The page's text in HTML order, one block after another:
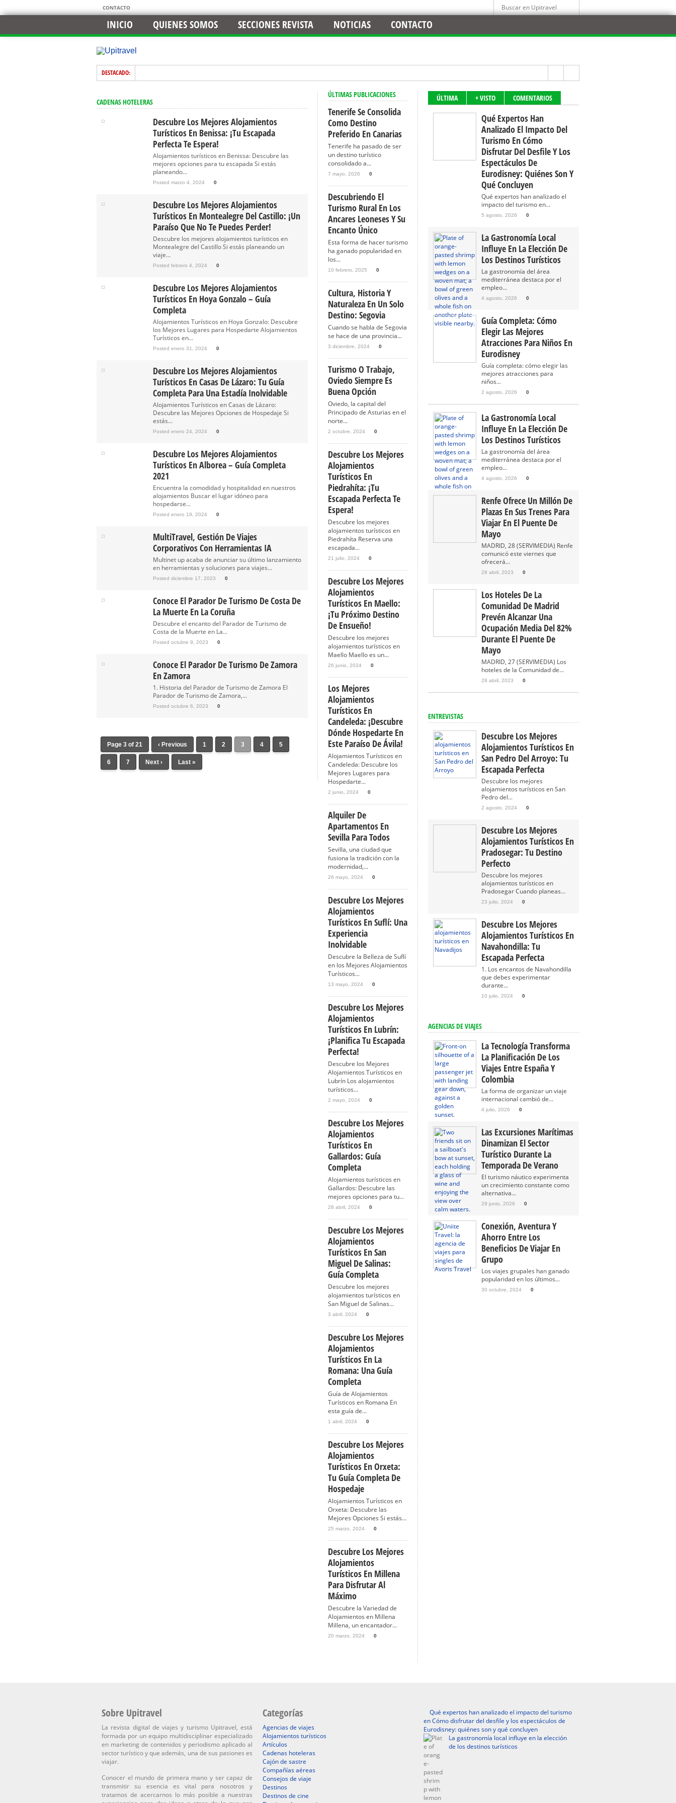
CONTACTO
INICIO QUIENES SOMOS SECCIONES REVISTA NOTICIAS CONTACTO
DESTACADO:
CADENAS HOTELERAS
Descubre Los Mejores Alojamientos
Turísticos En Benissa: ¡tu Escapada
Perfecta Te Espera!
Alojamientos turísticos en Benissa: Descubre las
mejores opciones para tu escapada Si estás
planeando...
Posted marzo 4, 2024 0
Descubre Los Mejores Alojamientos
Turísticos En Montealegre Del Castillo: ¡Un
Paraíso Que No Te Puedes Perder!
Descubre los mejores alojamientos turísticos en
Montealegre del Castillo Si estás planeando un
viaje...
Posted febrero 4, 2024 0
Descubre Los Mejores Alojamientos
Turísticos En Hoya Gonzalo – Guía
Completa
Alojamientos Turísticos en Hoya Gonzalo: Descubre
los Mejores Lugares para Hospedarte Alojamientos
Turísticos en...
Posted enero 31, 2024 0
Descubre Los Mejores Alojamientos
Turísticos En Casas De Lázaro: Tu Guía
Completa Para Una Estadía Inolvidable
Alojamientos Turísticos en Casas de Lázaro:
Descubre las Mejores Opciones de Hospedaje Si
estás...
Posted enero 24, 2024 0
Descubre Los Mejores Alojamientos
Turísticos En Alborea – Guía Completa
2021
Encuentra la comodidad y hospitalidad en nuestros
alojamientos Buscar el lugar idóneo para
hospedarse...
Posted enero 19, 2024 0
MultiTravel, Gestión De Viajes
Corporativos Con Herramientas IA
Multinet up acaba de anunciar su último lanzamiento
en herramientas y soluciones para viajes...
Posted diciembre 17, 2023 0
Conoce El Parador De Turismo De Costa De
La Muerte En La Coruña
Descubre el encanto del Parador de Turismo de
Costa de la Muerte en La...
Posted octubre 9, 2023 0
Conoce El Parador De Turismo De Zamora
En Zamora
1. Historia del Parador de Turismo de Zamora El
Parador de Turismo de Zamora,...
Posted octubre 6, 2023 0
Page 3 of 21 ‹ Previous 1 2 3 4 5
6 7 Next › Last »
ÚLTIMAS PUBLICACIONES
Tenerife Se Consolida
Como Destino
Preferido En Canarias
Tenerife ha pasado de ser
un destino turístico
consolidado a...
7 mayo, 2026 0
Descubriendo El
Turismo Rural En Los
Ancares Leoneses Y Su
Encanto Único
Esta forma de hacer turismo
ha ganado popularidad en
los...
10 febrero, 2025 0
Cultura, Historia Y
Naturaleza En Un Solo
Destino: Segovia
Cuando se habla de Segovia
se hace de una provincia...
3 diciembre, 2024 0
Turismo O Trabajo,
Oviedo Siempre Es
Buena Opción
Oviedo, la capital del
Principado de Asturias en el
norte...
2 octubre, 2024 0
Descubre Los Mejores
Alojamientos
Turísticos En
Piedrahíta: ¡Tu
Escapada Perfecta Te
Espera!
Descubre los mejores
alojamientos turísticos en
Piedrahíta Reserva una
escapada...
21 julio, 2024 0
Descubre Los Mejores
Alojamientos
Turísticos En Maello:
¡Tu Próximo Destino
De Ensueño!
Descubre los mejores
alojamientos turísticos en
Maello Maello es un...
26 junio, 2024 0
Los Mejores
Alojamientos
Turísticos En
Candeleda: ¡Descubre
Dónde Hospedarte En
Este Paraíso De Ávila!
Alojamientos Turísticos en
Candeleda: Descubre los
Mejores Lugares para
Hospedarte...
2 junio, 2024 0
Alquiler De
Apartamentos En
Sevilla Para Todos
Sevilla, una ciudad que
fusiona la tradición con la
modernidad,...
26 mayo, 2024 0
Descubre Los Mejores
Alojamientos
Turísticos En Suflí: Una
Experiencia
Inolvidable
Descubre la Belleza de Suflí
en los Mejores Alojamientos
Turísticos...
13 mayo, 2024 0
Descubre Los Mejores
Alojamientos
Turísticos En Lubrín:
¡Planifica Tu Escapada
Perfecta!
Descubre los Mejores
Alojamientos Turísticos en
Lubrín Los alojamientos
turísticos...
2 mayo, 2024 0
Descubre Los Mejores
Alojamientos
Turísticos En
Gallardos: Guía
Completa
Alojamientos turísticos en
Gallardos: Descubre las
mejores opciones para tu...
28 abril, 2024 0
Descubre Los Mejores
Alojamientos
Turísticos En San
Miguel De Salinas:
Guía Completa
Descubre los mejores
alojamientos turísticos en
San Miguel de Salinas...
3 abril, 2024 0
Descubre Los Mejores
Alojamientos
Turísticos En La
Romana: Una Guía
Completa
Guía de Alojamientos
Turísticos en Romana En
esta guía de...
1 abril, 2024 0
Descubre Los Mejores
Alojamientos
Turísticos En Orxeta:
Tu Guía Completa De
Hospedaje
Alojamientos Turísticos en
Orxeta: Descubre las
Mejores Opciones Si estás...
25 marzo, 2024 0
Descubre Los Mejores
Alojamientos
Turísticos En Millena
Para Disfrutar Al
Máximo
Descubre la Variedad de
Alojamientos en Millena
Millena, un encantador...
20 marzo, 2024 0
ÚLTIMA + VISTO COMENTARIOS
Qué Expertos Han
Analizado El Impacto Del
Turismo En Cómo
Disfrutar Del Desfile Y Los
Espectáculos De
Eurodisney: Quiénes Son Y
Qué Concluyen
Qué expertos han analizado el
impacto del turismo en...
5 agosto, 2026 0
La Gastronomía Local
Influye En La Elección De
Los Destinos Turísticos
La gastronomía del área
mediterránea destaca por el
empleo...
4 agosto, 2026 0
Guía Completa: Cómo
Elegir Las Mejores
Atracciones Para Niños En
Eurodisney
Guía completa: cómo elegir las
mejores atracciones para
niños...
2 agosto, 2026 0
La Gastronomía Local
Influye En La Elección De
Los Destinos Turísticos
La gastronomía del área
mediterránea destaca por el
empleo...
4 agosto, 2026 0
Renfe Ofrece Un Millón De
Plazas En Sus Trenes Para
Viajar En El Puente De
Mayo
MADRID, 28 (SERVIMEDIA) Renfe
comunicó este viernes que
ofrecerá...
28 abril, 2023 0
Los Hoteles De La
Comunidad De Madrid
Prevén Alcanzar Una
Ocupación Media Del 82%
Durante El Puente De
Mayo
MADRID, 27 (SERVIMEDIA) Los
hoteles de la Comunidad de...
28 abril, 2023 0
ENTREVISTAS
Descubre Los Mejores
Alojamientos Turísticos En
San Pedro Del Arroyo: Tu
Escapada Perfecta
Descubre los mejores
alojamientos turísticos en San
Pedro del...
2 agosto, 2024 0
Descubre Los Mejores
Alojamientos Turísticos En
Pradosegar: Tu Destino
Perfecto
Descubre los mejores
alojamientos turísticos en
Pradosegar Cuando planeas...
23 julio, 2024 0
Descubre Los Mejores
Alojamientos Turísticos En
Navahondilla: Tu
Escapada Perfecta
1. Los encantos de Navahondilla
que debes experimentar
durante...
10 julio, 2024 0
AGENCIAS DE VIAJES
La Tecnología Transforma
La Planificación De Los
Viajes Entre España Y
Colombia
La forma de organizar un viaje
internacional cambió de...
4 julio, 2026 0
Las Excursiones Marítimas
Dinamizan El Sector
Turístico Durante La
Temporada De Verano
El turismo náutico experimenta
un crecimiento constante como
alternativa...
29 junio, 2026 0
Conexión, Aventura Y
Ahorro Entre Los
Beneficios De Viajar En
Grupo
Los viajes grupales han ganado
popularidad en los últimos...
30 octubre, 2024 0
Sobre Upitravel
La revista digital de viajes y turismo Upitravel, está
formada por un equipo multidisciplinar especializado
en marketing de contenidos y periodismo aplicado al
sector turístico y que además, una de sus pasiones es
viajar.
Conocer el mundo de primera mano y ser capaz de
transmitir su esencia es vital para nosotros y
tratamos de acercarnos lo más posible a nuestras
Categorías
Agencias de viajes
Alojamientos turísticos
Artículos
Cadenas hoteleras
Cajón de sastre
Compañías aéreas
Consejos de viaje
Destinos
Destinos de cine
Qué expertos han analizado el impacto del turismo
en Cómo disfrutar del desfile y los espectáculos de
Eurodisney: quiénes son y qué concluyen
La gastronomía local influye en la elección
de los destinos turísticos